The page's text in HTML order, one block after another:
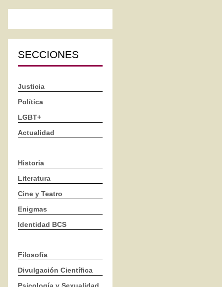
SECCIONES
Justicia
Política
LGBT+
Actualidad
Historia
Literatura
Cine y Teatro
Enigmas
Identidad BCS
Filosofía
Divulgación Científica